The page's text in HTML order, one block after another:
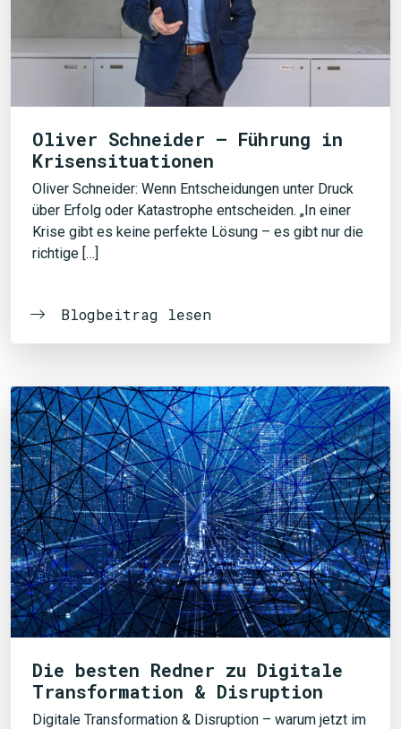
Oliver Schneider – Führung in
Krisensituationen
Oliver Schneider: Wenn Entscheidungen unter Druck
über Erfolg oder Katastrophe entscheiden. „In einer
Krise gibt es keine perfekte Lösung – es gibt nur die
richtige […]
Blogbeitrag lesen
Die besten Redner zu Digitale
Transformation & Disruption
Digitale Transformation & Disruption – warum jetzt im